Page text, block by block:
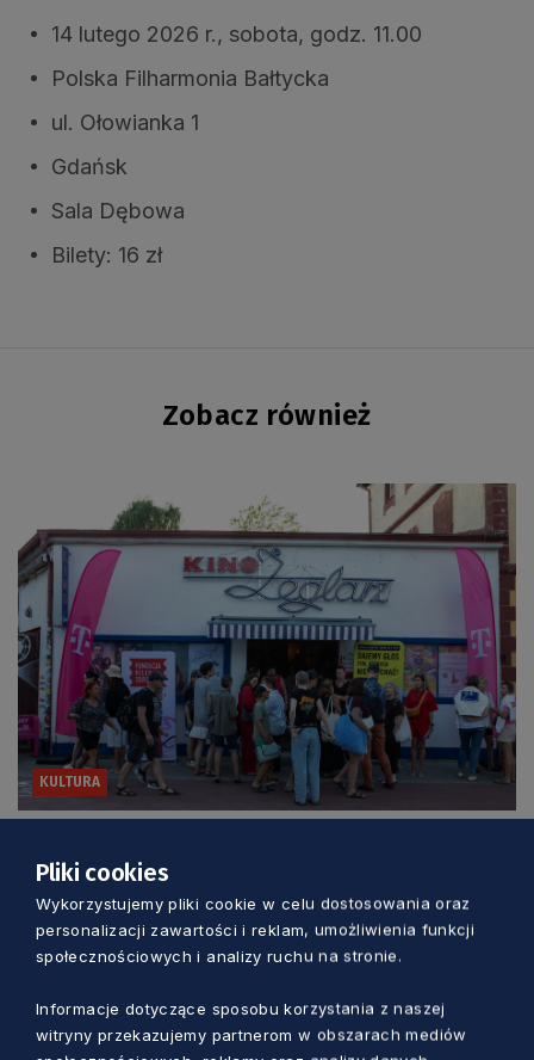
14 lutego 2026 r., sobota, godz. 11.00
Polska Filharmonia Bałtycka
ul. Ołowianka 1
Gdańsk
Sala Dębowa
Bilety: 16 zł
Zobacz również
KULTURA
morzem. Wyjątkowy festiwal w Jastarni
Marcin Szumny 1 dzień temu
Pliki cookies
Wykorzystujemy pliki cookie w celu dostosowania oraz
personalizacji zawartości i reklam, umożliwienia funkcji
społecznościowych i analizy ruchu na stronie.
Informacje dotyczące sposobu korzystania z naszej
witryny przekazujemy partnerom w obszarach mediów